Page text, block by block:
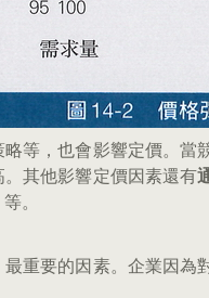
等，也會影響定價。當
其他影響定價因素還有
。
重要的因素。企業因